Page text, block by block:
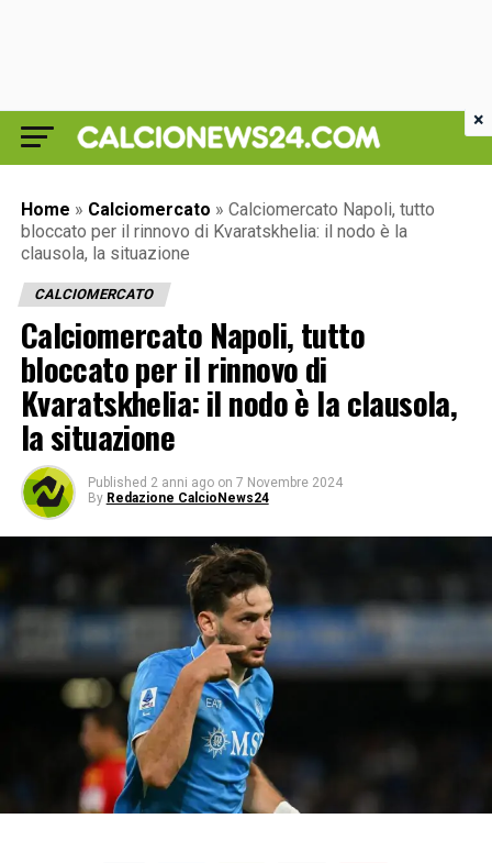
Home » Calciomercato » Calciomercato Napoli, tutto
bloccato per il rinnovo di Kvaratskhelia: il nodo è la
clausola, la situazione
CALCIOMERCATO
Calciomercato Napoli, tutto
bloccato per il rinnovo di
Kvaratskhelia: il nodo è la clausola,
la situazione
Published 2 anni ago on 7 Novembre 2024
By Redazione CalcioNews24
×